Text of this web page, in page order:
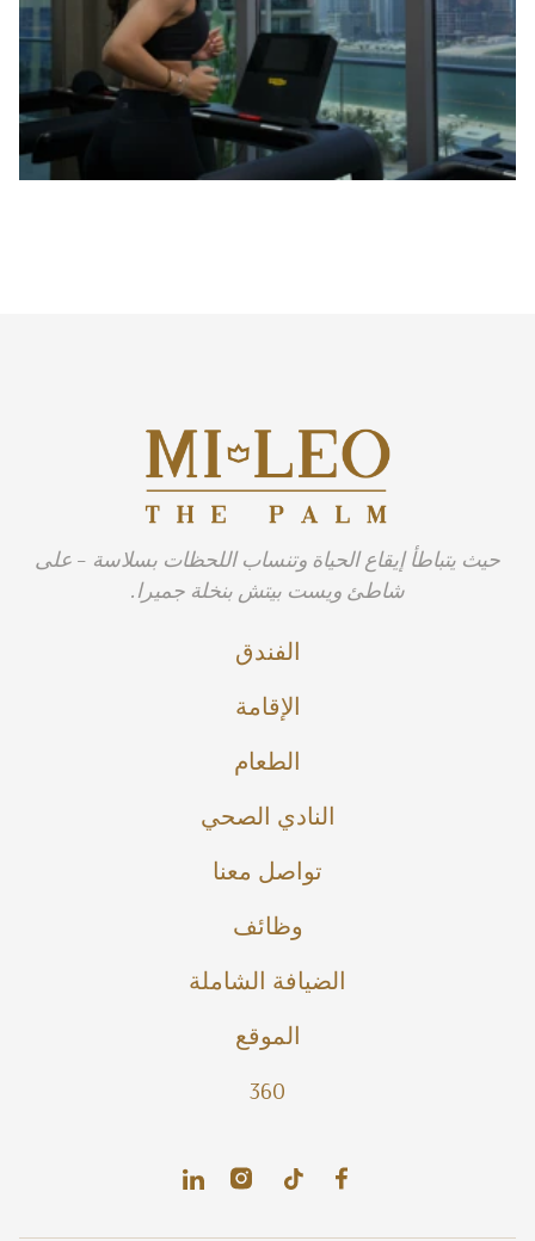
حيث يتباطأ إيقاع الحياة وتنساب اللحظات بسلاسة - على
شاطئ ويست بيتش بنخلة جميرا.
الفندق
الإقامة
الطعام
النادي الصحي
تواصل معنا
وظائف
الضيافة الشاملة
الموقع
360